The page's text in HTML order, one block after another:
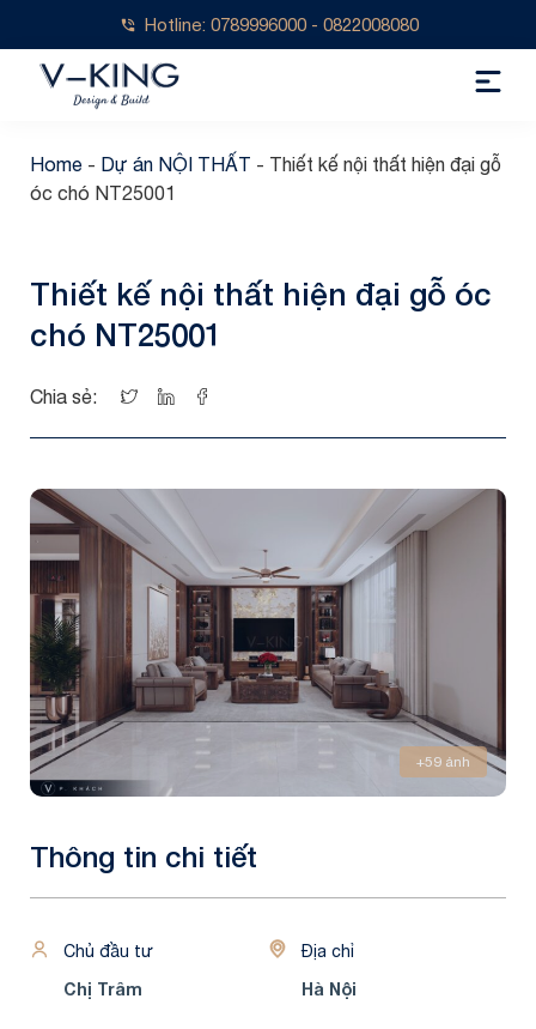
Hotline: 0789996000 - 0822008080
Home - Dự án NỘI THẤT - Thiết kế nội thất hiện đại gỗ
óc chó NT25001
Thiết kế nội thất hiện đại gỗ óc
chó NT25001
Chia sẻ:
+59 ảnh
Thông tin chi tiết
Chủ đầu tư
Chị Trâm
Địa chỉ
Hà Nội